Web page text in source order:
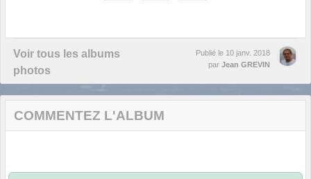
Voir tous les albums
photos
Publié le 10 janv. 2018
par Jean GREVIN
COMMENTEZ L'ALBUM